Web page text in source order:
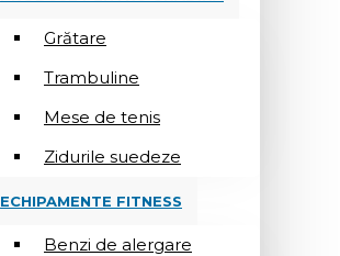
Grătare
Trambuline
Mese de tenis
Zidurile suedeze
ECHIPAMENTE FITNESS
Benzi de alergare